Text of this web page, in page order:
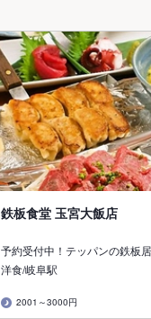
鉄板食堂 玉宮大飯店
予約受付中！テッパンの鉄板
洋食/岐阜駅
2001～3000円